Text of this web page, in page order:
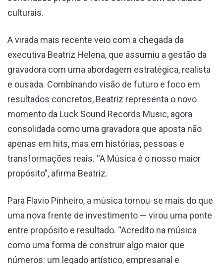
culturais.
A virada mais recente veio com a chegada da
executiva Beatriz Helena, que assumiu a gestão da
gravadora com uma abordagem estratégica, realista
e ousada. Combinando visão de futuro e foco em
resultados concretos, Beatriz representa o novo
momento da Luck Sound Records Music, agora
consolidada como uma gravadora que aposta não
apenas em hits, mas em histórias, pessoas e
transformações reais. “A Música é o nosso maior
propósito”, afirma Beatriz.
Para Flavio Pinheiro, a música tornou-se mais do que
uma nova frente de investimento — virou uma ponte
entre propósito e resultado. “Acredito na música
como uma forma de construir algo maior que
números: um legado artístico, empresarial e